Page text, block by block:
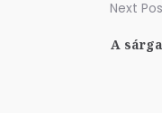
Next
A